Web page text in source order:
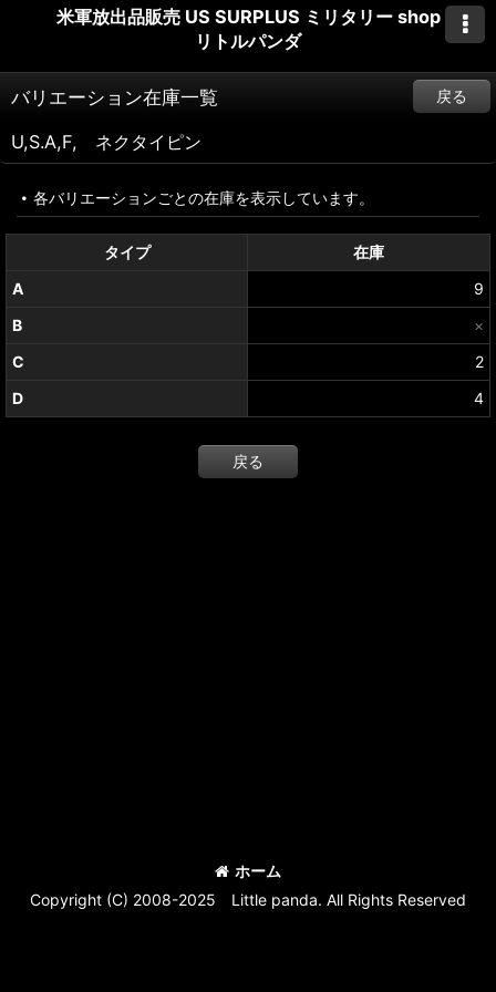
米軍放出品販売 US SURPLUS ミリタリー shop
リトルパンダ
バリエーション在庫一覧 戻る
U,S.A,F, ネクタイピン
各バリエーションごとの在庫を表示しています。
タイプ
在庫
A
9
B
×
C
2
D
4
戻る
ホーム
Copyright (C) 2008-2025 Little panda. All Rights Reserved